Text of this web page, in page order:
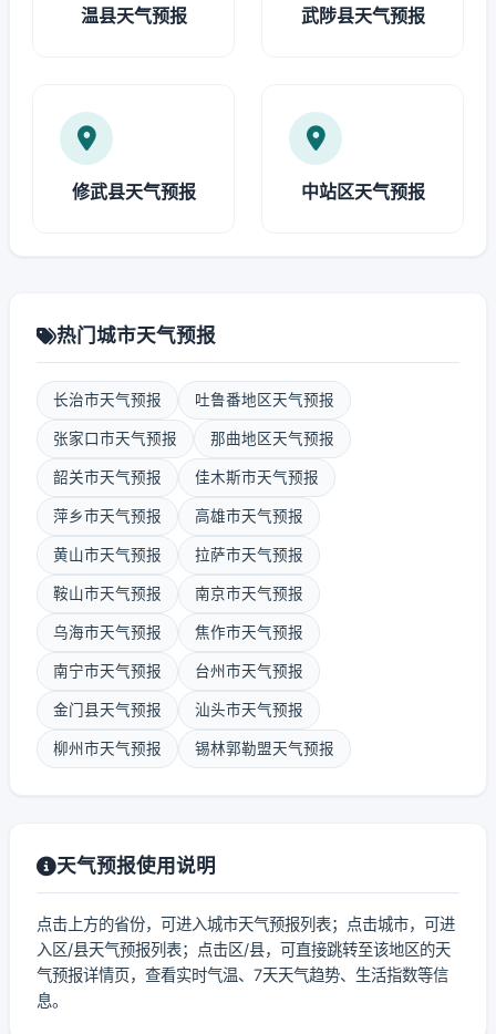
温县天气预报 武陟县天气预报
修武县天气预报 中站区天气预报
热门城市天气预报
长治市天气预报 吐鲁番地区天气预报
张家口市天气预报 那曲地区天气预报
韶关市天气预报 佳木斯市天气预报
萍乡市天气预报 高雄市天气预报
黄山市天气预报 拉萨市天气预报
鞍山市天气预报 南京市天气预报
乌海市天气预报 焦作市天气预报
南宁市天气预报 台州市天气预报
金门县天气预报 汕头市天气预报
柳州市天气预报 锡林郭勒盟天气预报
天气预报使用说明
点击上方的省份，可进入城市天气预报列表；点击城市，可进
入区/县天气预报列表；点击区/县，可直接跳转至该地区的天
气预报详情页，查看实时气温、7天天气趋势、生活指数等信
息。